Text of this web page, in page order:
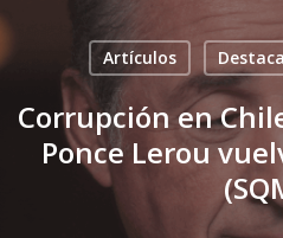
Artículos
Corrupción en
Ponce Lerou